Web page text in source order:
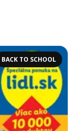
BACK TO SCHOOL